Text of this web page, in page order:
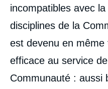
incompatibles avec
disciplines de la
est devenu en
efficace au service
Communauté : aussi